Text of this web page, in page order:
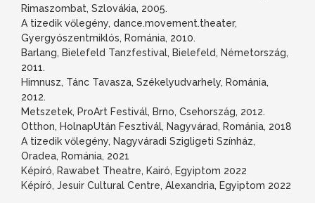
Rimaszombat, Szlovákia, 2005.
A tizedik vőlegény, dance.movement.theater,
Gyergyószentmiklós, Románia, 2010.
Barlang, Bielefeld Tanzfestival, Bielefeld, Németország,
2011.
Himnusz, Tánc Tavasza, Székelyudvarhely, Románia,
2012.
Metszetek, ProArt Festivál, Brno, Csehország, 2012.
Otthon, HolnapUtán Fesztivál, Nagyvárad, Románia, 2018
A tizedik vőlegény, Nagyváradi Szigligeti Színház,
Oradea, Románia, 2021
Képíró, Rawabet Theatre, Kairó, Egyiptom 2022
Képíró, Jesuir Cultural Centre, Alexandria, Egyiptom 2022